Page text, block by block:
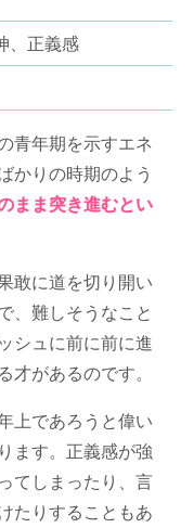
、正義感
青年期を示すエネ
かりの時期のよう
まま突き進むとい
敢に道を切り開い
、難しそうなこと
シュに前に前に進
があるのです。
上であろうと偉い
ます。正義感が強
てしまったり、言
たりすることもあ